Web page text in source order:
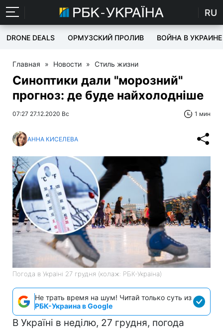
RU
DRONE DEALS ОРМУЗСКИЙ ПРОЛИВ ВОЙНА В УКРАИНЕ
Главная » Новости » Стиль жизни
Синоптики дали "морозний"
прогноз: де буде найхолодніше
07:27 27.12.2020 Вс 1 мин
АННА КИСЕЛЕВА
Погода в Україні 27 грудня (колаж: РБК-Україна)
Не трать время на шум! Читай только суть из
РБК-Украина в Google
В Україні в неділю, 27 грудня, погода